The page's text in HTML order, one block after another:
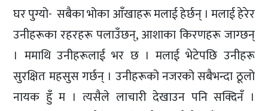
घर पुग्यो- सबैका भोका आँखाहरू मलाई हेर्छन् । मलाई हेरेर
उनीहरूका रहरहरू पलाउँछन्, आशाका किरणहरू जाग्छन्
। ममाथि उनीहरूलाई भर छ । मलाई भेटेपछि उनीहरू
सुरक्षित महसुस गर्छन् । उनीहरूको नजरको सबैभन्दा ठूलो
नायक हुँ म । त्यसैले लाचारी देखाउन पनि सक्दिनँ ।